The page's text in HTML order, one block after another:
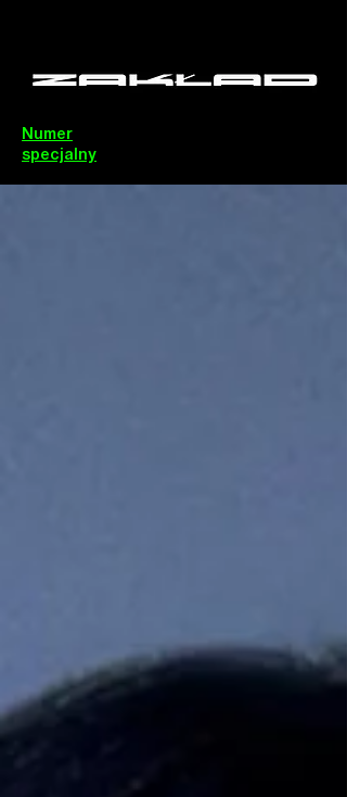
Numer
specjalny